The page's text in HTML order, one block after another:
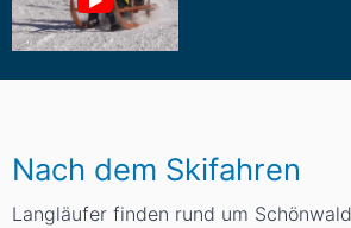
Nach dem Skifahren
Langläufer finden rund um